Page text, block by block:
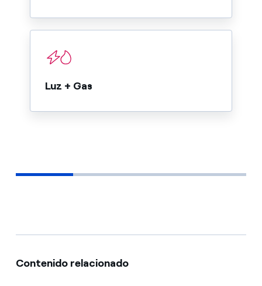
Luz + Gas
Contenido relacionado